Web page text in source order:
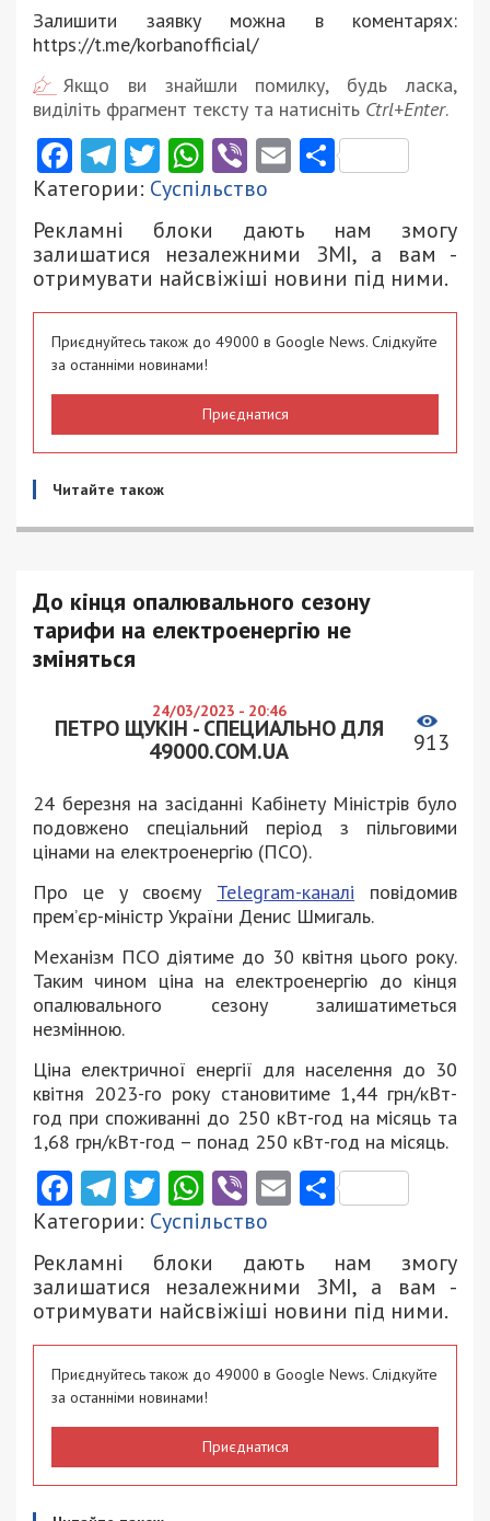
Залишити заявку можна в коментарях:
https://t.me/korbanofficial/
Якщо ви знайшли помилку, будь ласка,
виділіть фрагмент тексту та натисніть Ctrl+Enter.
Facebook
Telegram
Twitter
WhatsApp
ViberEmail
Категории: Суспільство
Рекламні блоки дають нам змогу
залишатися незалежними ЗМІ, а вам -
отримувати найсвіжіші новини під ними.
Приєднуйтесь також до 49000 в Google News. Слідкуйте
за останніми новинами!
Приєднатися
Читайте також
До кінця опалювального сезону
тарифи на електроенергію не
зміняться
24/03/2023 - 20:46
ПЕТРО ЩУКІН - СПЕЦИАЛЬНО ДЛЯ
49000.COM.UA
913
24 березня на засіданні Кабінету Міністрів було
подовжено спеціальний період з пільговими
цінами на електроенергію (ПСО).
Про це у своєму Telegram-каналі повідомив
прем’єр-міністр України Денис Шмигаль.
Механізм ПСО діятиме до 30 квітня цього року.
Таким чином ціна на електроенергію до кінця
опалювального сезону залишатиметься
незмінною.
Ціна електричної енергії для населення до 30
квітня 2023-го року становитиме 1,44 грн/кВт-
год при споживанні до 250 кВт-год на місяць та
1,68 грн/кВт-год – понад 250 кВт-год на місяць.
Facebook
Telegram
Twitter
WhatsApp
ViberEmail
Категории: Суспільство
Рекламні блоки дають нам змогу
залишатися незалежними ЗМІ, а вам -
отримувати найсвіжіші новини під ними.
Приєднуйтесь також до 49000 в Google News. Слідкуйте
за останніми новинами!
Приєднатися